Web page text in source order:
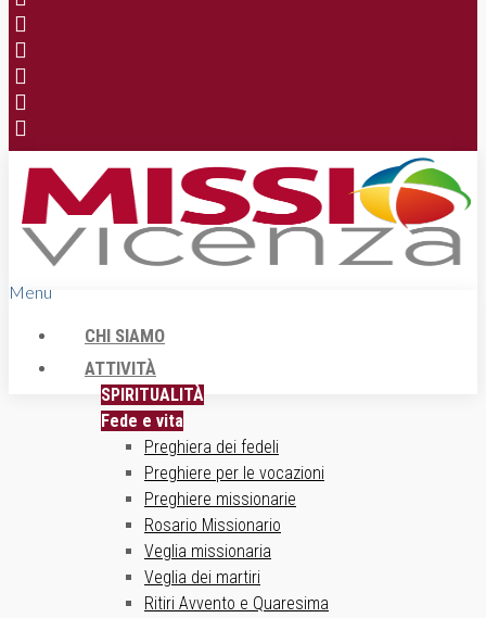
Menu
CHI SIAMO
ATTIVITÀ
SPIRITUALITÀ
Fede e vita
Preghiera dei fedeli
Preghiere per le vocazioni
Preghiere missionarie
Rosario Missionario
Veglia missionaria
Veglia dei martiri
Ritiri Avvento e Quaresima